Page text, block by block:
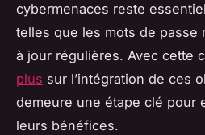
cybermenaces reste
telles que les mots de passe
à jour régulières. Avec cette
plus sur l’intégration de ces
demeure une étape clé pour
leurs bénéfices.